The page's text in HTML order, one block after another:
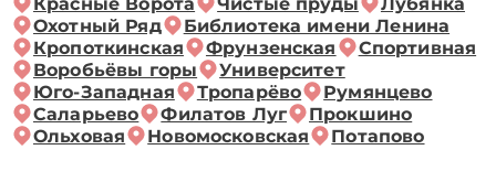
Охотный Ряд
Библиотека имени Ленина
Кропоткинская
Фрунзенская
Спортивная
Воробьёвы горы
Университет
Юго-Западная
Тропарёво
Румянцево
Саларьево
Филатов Луг
Прокшино
Ольховая
Новомосковская Потапово